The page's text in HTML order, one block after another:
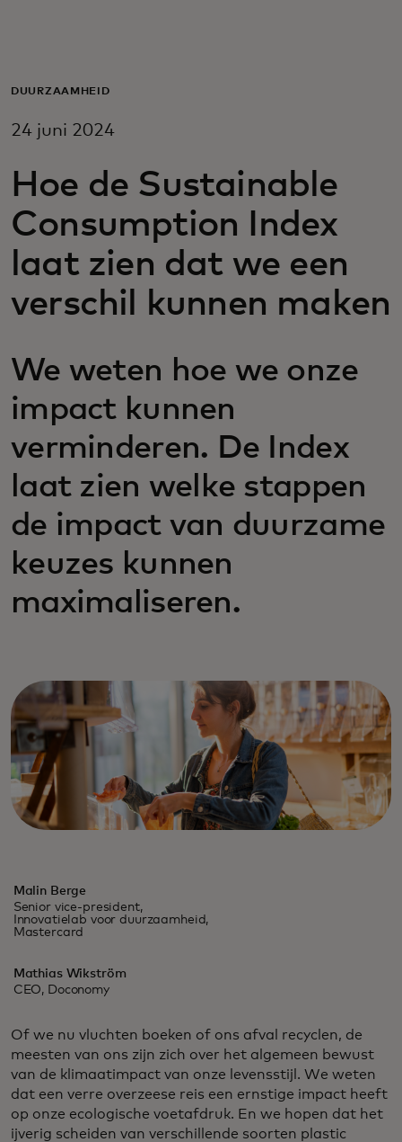
Zakelijk
Voor vernieuwers
Nieuws en trends
DUURZAAMHEID
24 juni 2024
Hoe de Sustainable
Consumption Index
laat zien dat we een
verschil kunnen maken
We weten hoe we onze
impact kunnen
verminderen. De Index
laat zien welke stappen
de impact van duurzame
keuzes kunnen
maximaliseren.
Malin Berge
Senior vice-president,
Innovatielab voor duurzaamheid,
Mastercard
Mathias Wikström
CEO, Doconomy
Of we nu vluchten boeken of ons afval recyclen, de
meesten van ons zijn zich over het algemeen bewust
van de klimaatimpact van onze levensstijl. We weten
dat een verre overzeese reis een ernstige impact heeft
op onze ecologische voetafdruk. En we hopen dat het
ijverig scheiden van verschillende soorten plastic